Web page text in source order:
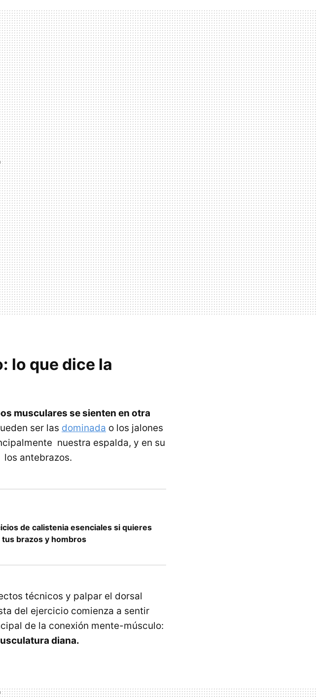
lo que dice la
musculares se sienten en otra
ser las dominada o los jalones
nuestra espalda, y en su
antebrazos.
de calistenia esenciales si quieres
brazos y hombros
técnicos y palpar el dorsal
del ejercicio comienza a sentir
de la conexión mente-músculo:
diana.